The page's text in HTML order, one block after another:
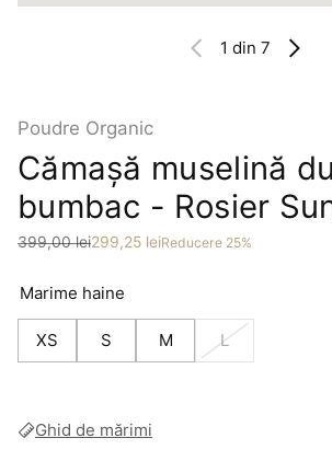
1 din 7
Poudre Organic
Cămașă muselină
bumbac - Rosier
Preț
399,00 lei
Preț redus299,25 leiReducere 25%
Marime haine
XS S M L
Ghid de mărimi